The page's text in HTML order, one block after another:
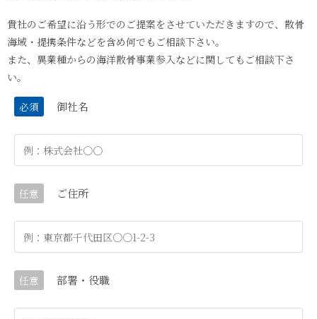
貴社のご希望に沿う形でのご提案をさせていただきますので、散骨
海域・提携条件などを含め何でもご相談下さい。
また、異業種からの海洋散骨事業参入などに関してもご相談下さ
い。
必須 御社名
任意 ご住所
任意 部署・役職